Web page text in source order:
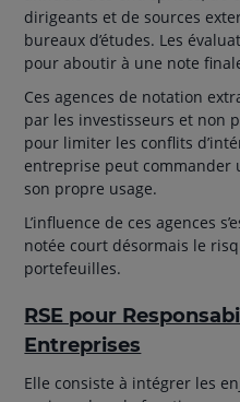
dirigeants et de sources
bureaux d’études. Les
pour aboutir à une note
Ces agences de notation
par les investisseurs et non
pour limiter les conflits
entreprise peut commander
son propre usage.
L’influence de ces agences
notée court désormais le
portefeuilles.
RSE pour
Entreprises
Elle consiste à intégrer les